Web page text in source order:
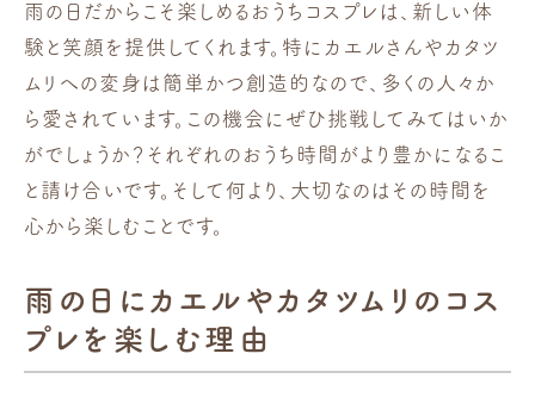
雨の日だからこそ楽しめるおうちコスプレは、新しい体
験と笑顔を提供してくれます。特にカエルさんやカタツ
ムリへの変身は簡単かつ創造的なので、多くの人々か
ら愛されています。この機会にぜひ挑戦してみてはいか
がでしょうか？それぞれのおうち時間がより豊かになるこ
と請け合いです。そして何より、大切なのはその時間を
心から楽しむことです。
雨の日にカエルやカタツムリのコス
プレを楽しむ理由